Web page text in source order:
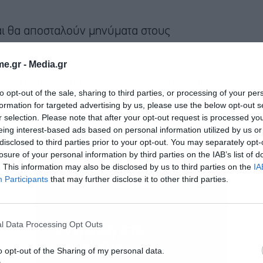
- Media.gr
opt-out of the sale, sharing to third parties, or processing of your
for targeted advertising by us, please use the below opt-out
selection. Please note that after your opt-out request is processed
interest-based ads based on personal information utilized by us
to third parties prior to your opt-out. You may separately
of your personal information by third parties on the IAB’s list of
This information may also be disclosed by us to third parties on the
Participants that may further disclose it to other third parties.
Data Processing Opt Outs
opt-out of the Sharing of my personal data.
θα αποσταλούν μηνύματα στους
και τροποποιητικές δηλώσεις Ιανουαρίου –
αρχικών δηλώσεων για υπεκμισθώσεις
δυνατότητα υποβολής:
Εγγραφή στο
newsletter